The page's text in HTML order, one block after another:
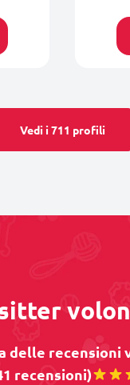
Vedi i 711 profili
delle recensioni
recensioni)